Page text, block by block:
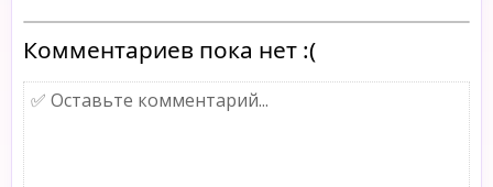
Комментариев пока нет :(